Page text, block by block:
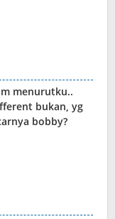
menurutku..
bukan, yg
bobby?